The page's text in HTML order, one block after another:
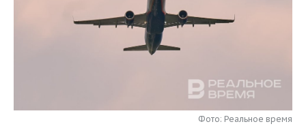
РОЗНИЧНАЯ ТОРГОВЛЯ
НОВОСТИ ТЕХНОЛОГИЙ
МЕРОПРИЯТИЯ
НОВОСТИ МЕРОПРИЯТИЙ
Фото: Реальное время